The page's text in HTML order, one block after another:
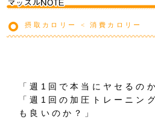
摂取カロリー < 消費カロリー
「週1回で本当にヤセるの
「週1回の加圧トレーニン
も良いのか？」